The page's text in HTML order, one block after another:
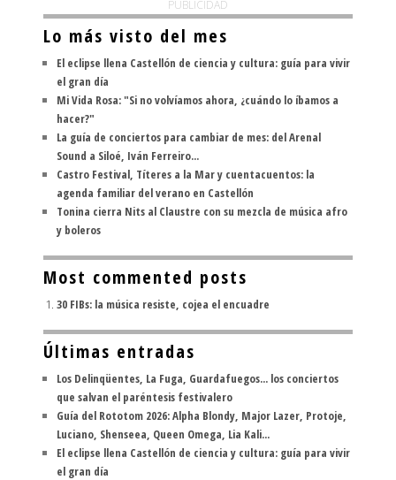
PUBLICIDAD
Lo más visto del mes
El eclipse llena Castellón de ciencia y cultura: guía para vivir
el gran día
Mi Vida Rosa: "Si no volvíamos ahora, ¿cuándo lo íbamos a
hacer?"
La guía de conciertos para cambiar de mes: del Arenal
Sound a Siloé, Iván Ferreiro...
Castro Festival, Títeres a la Mar y cuentacuentos: la
agenda familiar del verano en Castellón
Tonina cierra Nits al Claustre con su mezcla de música afro
y boleros
Most commented posts
30 FIBs: la música resiste, cojea el encuadre
Últimas entradas
Los Delinqüentes, La Fuga, Guardafuegos... los conciertos
que salvan el paréntesis festivalero
Guía del Rototom 2026: Alpha Blondy, Major Lazer, Protoje,
Luciano, Shenseea, Queen Omega, Lia Kali...
El eclipse llena Castellón de ciencia y cultura: guía para vivir
el gran día